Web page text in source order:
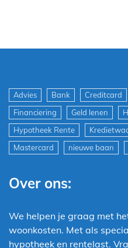
Advies Bank Creditcard
Financiering
Geld lenen
Hypotheek Rente
Mastercard
nieuwe baan
Over ons:
We helpen je graag met
woonkosten. Met als
hypotheek en rentelast.